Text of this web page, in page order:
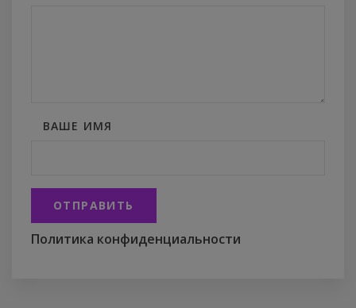
ВАШЕ ИМЯ
ОТПРАВИТЬ
Политика конфиденциальности